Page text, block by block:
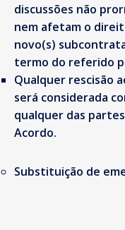
discussões não
nem afetam o
novo(s)
termo do referido
Qualquer rescisão
será considerada
qualquer das
Acordo.
Substituição de